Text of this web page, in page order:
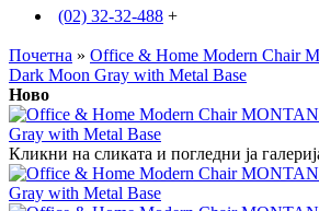
(02) 32-32-488 +
Почетна » Office & Home Modern Chair
Dark Moon Gray with Metal Base
Ново
Кликни на сликата и погледни ја